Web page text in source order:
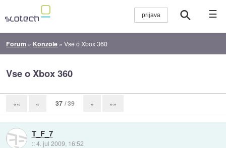
☰
Forum » Konzole »Vse o Xbox 360
Vse o Xbox 360
«« « 37 / 39 » »»
T_F_7
::4. jul 2009, 16:52